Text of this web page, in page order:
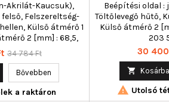
Akrilát-Kaucsuk),
Felszereltség-
Külső átmérő 1
2 [mm] : 68,5,
203 528 33 82
Normál
34 784 Ft
Bővebben
a raktáron
Beépítési oldal :
Töltőlevegő hűtő,
Külső átmérő 2
203
Ár
30
 Kosárba
 Utolsó